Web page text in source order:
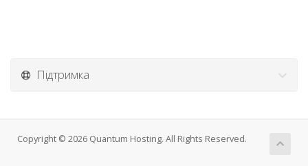
Підтримка
Copyright © 2026 Quantum Hosting. All Rights Reserved.